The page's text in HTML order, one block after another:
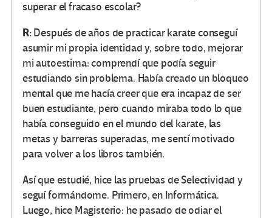
superar el fracaso escolar?
R:Después de años de practicar karate conseguí
asumir mi propia identidad y, sobre todo, mejorar
mi autoestima: comprendí que podía seguir
estudiando sin problema. Había creado un bloqueo
mental que me hacía creer que era incapaz de ser
buen estudiante, pero cuando miraba todo lo que
había conseguido en el mundo del karate, las
metas y barreras superadas, me sentí motivado
para volver a los libros también.
Así que estudié, hice las pruebas de Selectividad y
seguí formándome. Primero, en Informática.
Luego, hice Magisterio: he pasado de odiar el